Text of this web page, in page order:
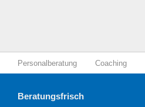
Personalberatung Coaching
Beratungsfrisch